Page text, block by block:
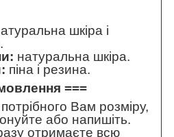
шкіра і
натуральна шкіра.
піна і резина.
===
Вам розміру,
або напишіть.
отримаєте всю